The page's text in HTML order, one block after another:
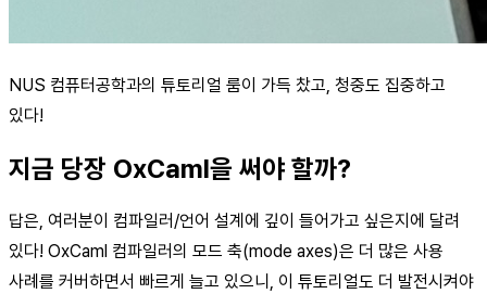
NUS 컴퓨터공학과의 튜토리얼 룸이 가득 찼고, 청중도 집중하고
있다!
지금 당장 OxCaml을 써야 할까?
답은, 여러분이 컴파일러/언어 설계에 깊이 들어가고 싶은지에 달려
있다! OxCaml 컴파일러의 모드 축(mode axes)은 더 많은 사용
사례를 커버하면서 빠르게 늘고 있으니, 이 튜토리얼도 더 발전시켜야